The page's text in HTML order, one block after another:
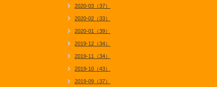
2020-03（37）
2020-02（33）
2020-01（39）
2019-12（34）
2019-11（34）
2019-10（43）
2019-09（37）